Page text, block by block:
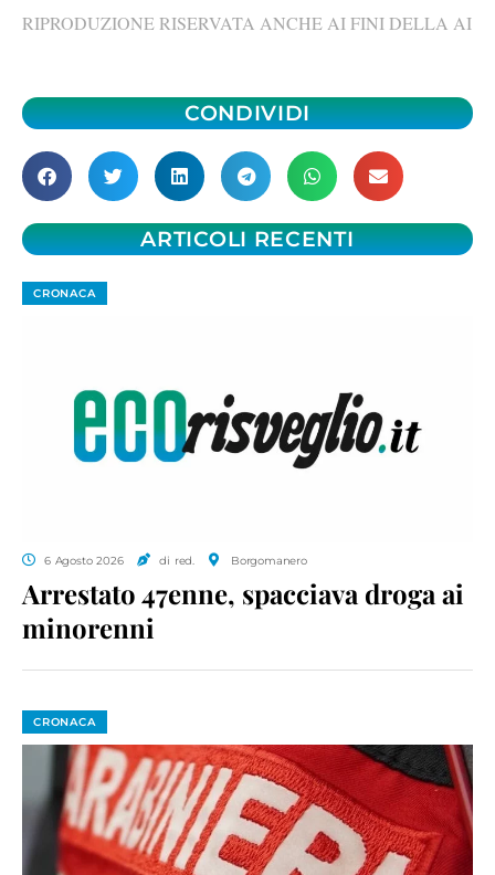
RIPRODUZIONE RISERVATA ANCHE AI FINI DELLA AI
CONDIVIDI
ARTICOLI RECENTI
CRONACA
6 Agosto 2026 di red. Borgomanero
Arrestato 47enne, spacciava droga ai
minorenni
CRONACA